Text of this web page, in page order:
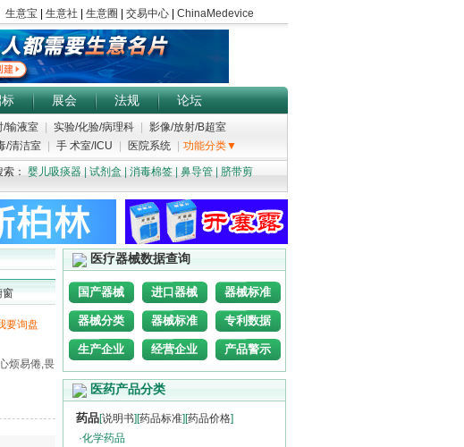
展会 法规 论坛
/输液室 实验/化验/病理科
影像/放射/B超室
/清洁室 手 术室/ICU 医院系统 功能分类▼
： 婴儿吸痰器| 试剂盒 消毒棉签| 鼻导管| 脐带剪
窗
要询盘
烦易倦,畏
医疗器械数据查询
国产器械 进口器械 器械标准
器械分类 器械标准 专利数据
生产企业 经营企业 产品警示
医药产品分类
药品[说明书][药品标准][药品价格]
·化学药品